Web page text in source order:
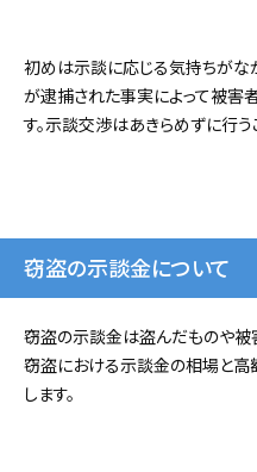
初めは示談に応じる気持ちがな
が逮捕された事実によって被害
す。示談交渉はあきらめずに行う
窃盗の示談金について
窃盗の示談金は盗んだものや被
窃盗における示談金の相場と高
します。